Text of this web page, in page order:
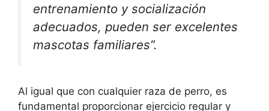
entrenamiento y socialización
adecuados, pueden ser excelentes
mascotas familiares”.
Al igual que con cualquier raza de perro, es
fundamental proporcionar ejercicio regular y